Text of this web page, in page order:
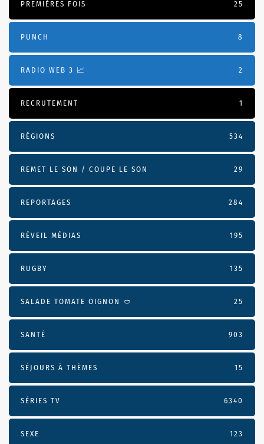
PREMIÈRES FOIS 25
PUNCH 8
RADIO WEB 3 📈 2
RECRUTEMENT 1
RÉGIONS 534
REMET LE SON / COUPE LE SON 29
REPORTAGES 284
RÉVEIL MÉDIAS 195
RUGBY 135
SALADE TOMATE OIGNON 🥙 25
SANTÉ 903
SÉJOURS À THÈMES 15
SÉRIES TV 6340
SEXE 123